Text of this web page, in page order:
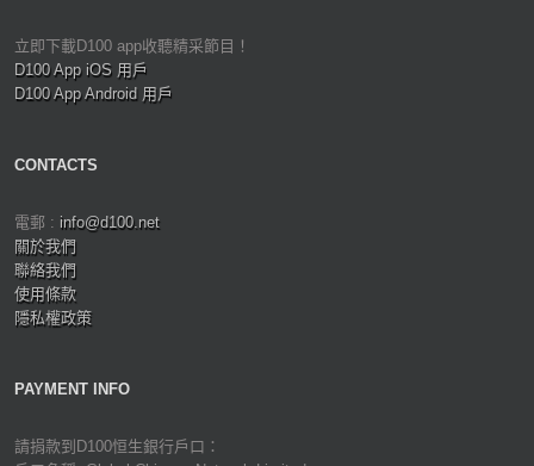
立即下載D100 app收聽精采節目！
D100 App iOS 用戶
D100 App Android 用戶
CONTACTS
電郵 : info@d100.net
關於我們
聯絡我們
使用條款
隱私權政策
PAYMENT INFO
請捐款到D100恒生銀行戶口：